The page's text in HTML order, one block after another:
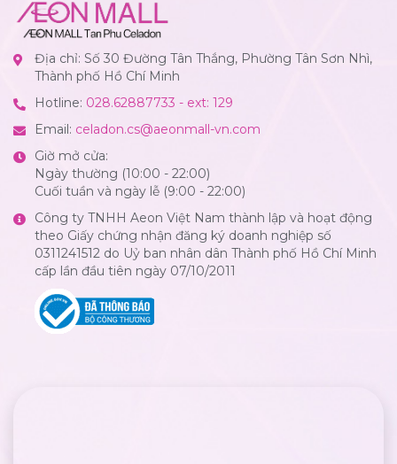
Địa chỉ: Số 30 Đường Tân Thắng, Phường Tân Sơn Nhì,
Thành phố Hồ Chí Minh
Hotline: 028.62887733 - ext: 129
Email: celadon.cs@aeonmall-vn.com
Giờ mở cửa:
Ngày thường (10:00 - 22:00)
Cuối tuần và ngày lễ (9:00 - 22:00)
Công ty TNHH Aeon Việt Nam thành lập và hoạt động
theo Giấy chứng nhận đăng ký doanh nghiệp số
0311241512 do Uỷ ban nhân dân Thành phố Hồ Chí Minh
cấp lần đầu tiên ngày 07/10/2011